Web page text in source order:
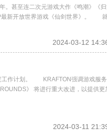
甚至连二次元游戏大作《鸣潮》《归
最新开放世界游戏《仙剑世界》。
2024-03-12
作计划。 KRAFTON强调游戏服务
》 将进行重大改进，以提供更
2024-03-11